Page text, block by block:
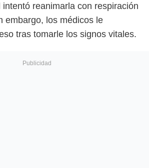
reanimarla con respiración
embargo, los médicos le
tras tomarle los signos vitales.